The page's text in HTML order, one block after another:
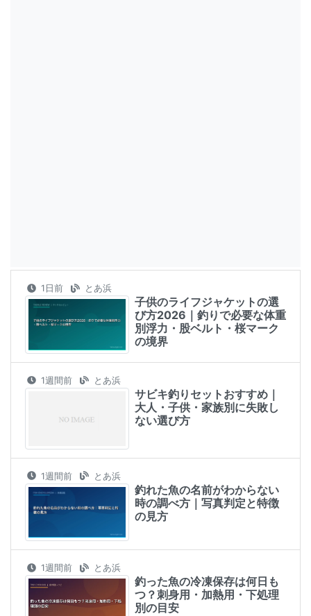
1日前 とあ浜
子供のライフジャケットの選
び方2026｜釣りで必要な体重
別浮力・股ベルト・桜マーク
の境界
1週間前 とあ浜
サビキ釣りセットおすすめ｜
大人・子供・家族別に失敗し
ない選び方
1週間前 とあ浜
釣れた魚の名前がわからない
時の調べ方｜写真判定と特徴
の見方
1週間前 とあ浜
釣った魚の冷凍保存は何日も
つ？刺身用・加熱用・下処理
別の目安